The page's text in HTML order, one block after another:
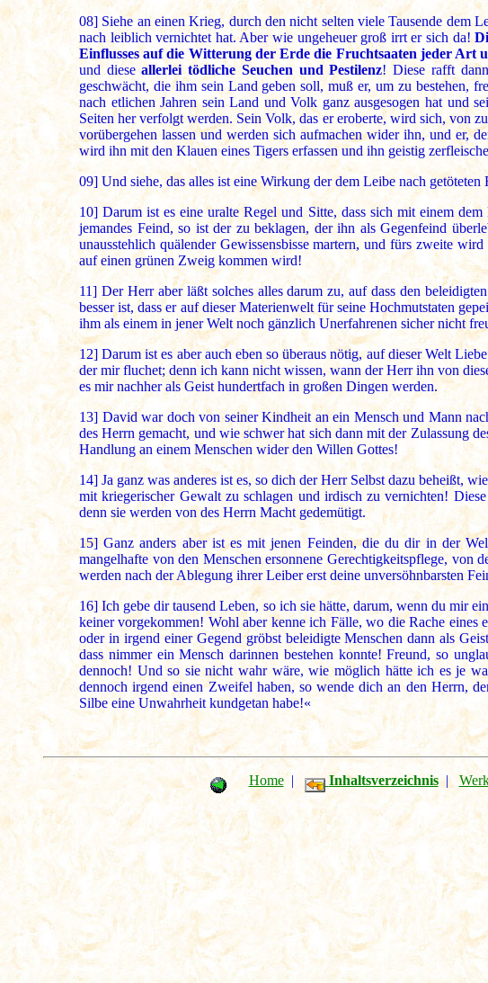
08] Siehe an einen Krieg, durch den nicht selten viele Tausende dem
nach leiblich vernichtet hat. Aber wie ungeheuer groß irrt er sich da!
Einflusses auf die Witterung der Erde die Fruchtsaaten jeder Art
und dieseallerlei tödliche Seuchen und Pestilenz! Diese rafft
geschwächt, die ihm sein Land geben soll, muß er, um zu bestehen,
nach etlichen Jahren sein Land und Volk ganz ausgesogen hat und
Seiten her verfolgt werden. Sein Volk, das er eroberte, wird sich, von
vorübergehen lassen und werden sich aufmachen wider ihn, und er,
wird ihn mit den Klauen eines Tigers erfassen und ihn geistig
09] Und siehe, das alles ist eine Wirkung der dem Leibe nach getöteten
10] Darum ist es eine uralte Regel und Sitte, dass sich mit einem
jemandes Feind, so ist der zu beklagen, der ihn als Gegenfeind
unausstehlich quälender Gewissensbisse martern, und fürs zweite
auf einen grünen Zweig kommen wird!
11] Der Herr aber läßt solches alles darum zu, auf dass den
besser ist, dass er auf dieser Materienwelt für seine Hochmutstaten
ihm als einem in jener Welt noch gänzlich Unerfahrenen sicher nicht
12] Darum ist es aber auch eben so überaus nötig, auf dieser Welt
der mir fluchet; denn ich kann nicht wissen, wann der Herr ihn von
es mir nachher als Geist hundertfach in großen Dingen werden.
13] David war doch von seiner Kindheit an ein Mensch und Mann
des Herrn gemacht, und wie schwer hat sich dann mit der Zulassung
Handlung an einem Menschen wider den Willen Gottes!
14] Ja ganz was anderes ist es, so dich der Herr Selbst dazu beheißt,
mit kriegerischer Gewalt zu schlagen und irdisch zu vernichten!
denn sie werden von des Herrn Macht gedemütigt.
15] Ganz anders aber ist es mit jenen Feinden, die du dir in der
mangelhafte von den Menschen ersonnene Gerechtigkeitspflege, von
werden nach der Ablegung ihrer Leiber erst deine unversöhnbarsten
16]Ich gebe dir tausend Leben, so ich sie hätte, darum, wenn du mir
keiner vorgekommen! Wohl aber kenne ich Fälle, wo die Rache eines
oder in irgend einer Gegend gröbst beleidigte Menschen dann als
dass nimmer ein Mensch darinnen bestehen konnte! Freund, so
dennoch! Und so sie nicht wahr wäre, wie möglich hätte ich es je
dennoch irgend einen Zweifel haben, so wende dich an den Herrn,
Silbe eine Unwahrheit kundgetan habe!«
Home| Inhaltsverzeichnis|